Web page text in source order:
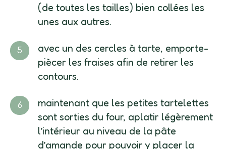
(de toutes les tailles) bien collées les
unes aux autres.
avec un des cercles à tarte, emporte-
piècer les fraises afin de retirer les
contours.
maintenant que les petites tartelettes
sont sorties du four, aplatir légèrement
l’intérieur au niveau de la pâte
d’amande pour pouvoir y placer la